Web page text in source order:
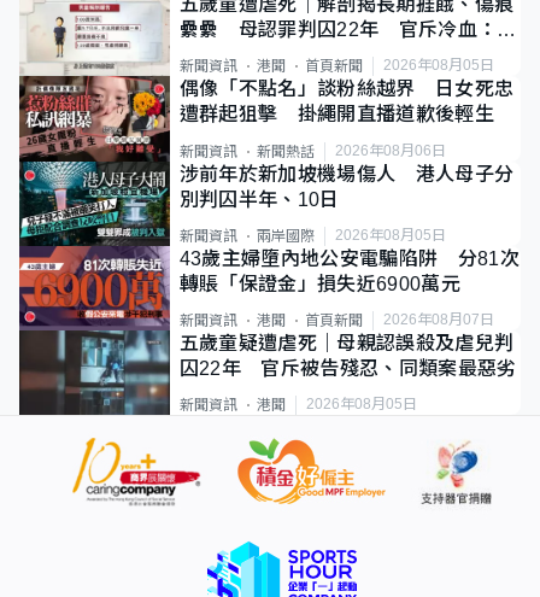
五歲童遭虐死｜解剖揭長期捱餓、傷痕
纍纍 母認罪判囚22年 官斥冷血：同
類案最惡劣
新聞資訊 港聞 首頁新聞 2026年08月05日
偶像「不點名」談粉絲越界 日女死忠
遭群起狙擊 掛繩開直播道歉後輕生
新聞資訊 新聞熱話 2026年08月06日
涉前年於新加坡機場傷人 港人母子分
別判囚半年、10日
新聞資訊 兩岸國際 2026年08月05日
43歲主婦墮內地公安電騙陷阱 分81次
轉賬「保證金」損失近6900萬元
新聞資訊 港聞 首頁新聞 2026年08月07日
五歲童疑遭虐死｜母親認誤殺及虐兒判
囚22年 官斥被告殘忍、同類案最惡劣
新聞資訊 港聞 2026年08月05日